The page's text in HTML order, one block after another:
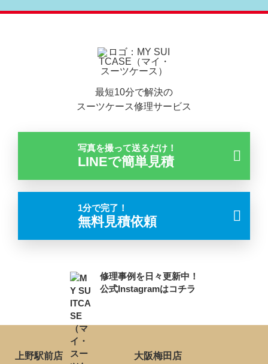
最短10分で解決の
スーツケース修理サービス
写真を撮って送るだけ！
LINEで簡単見積
1分で完了！
無料見積依頼
修理事例を日々更新中！
公式Instagramはコチラ
上野駅前店 大阪梅田店